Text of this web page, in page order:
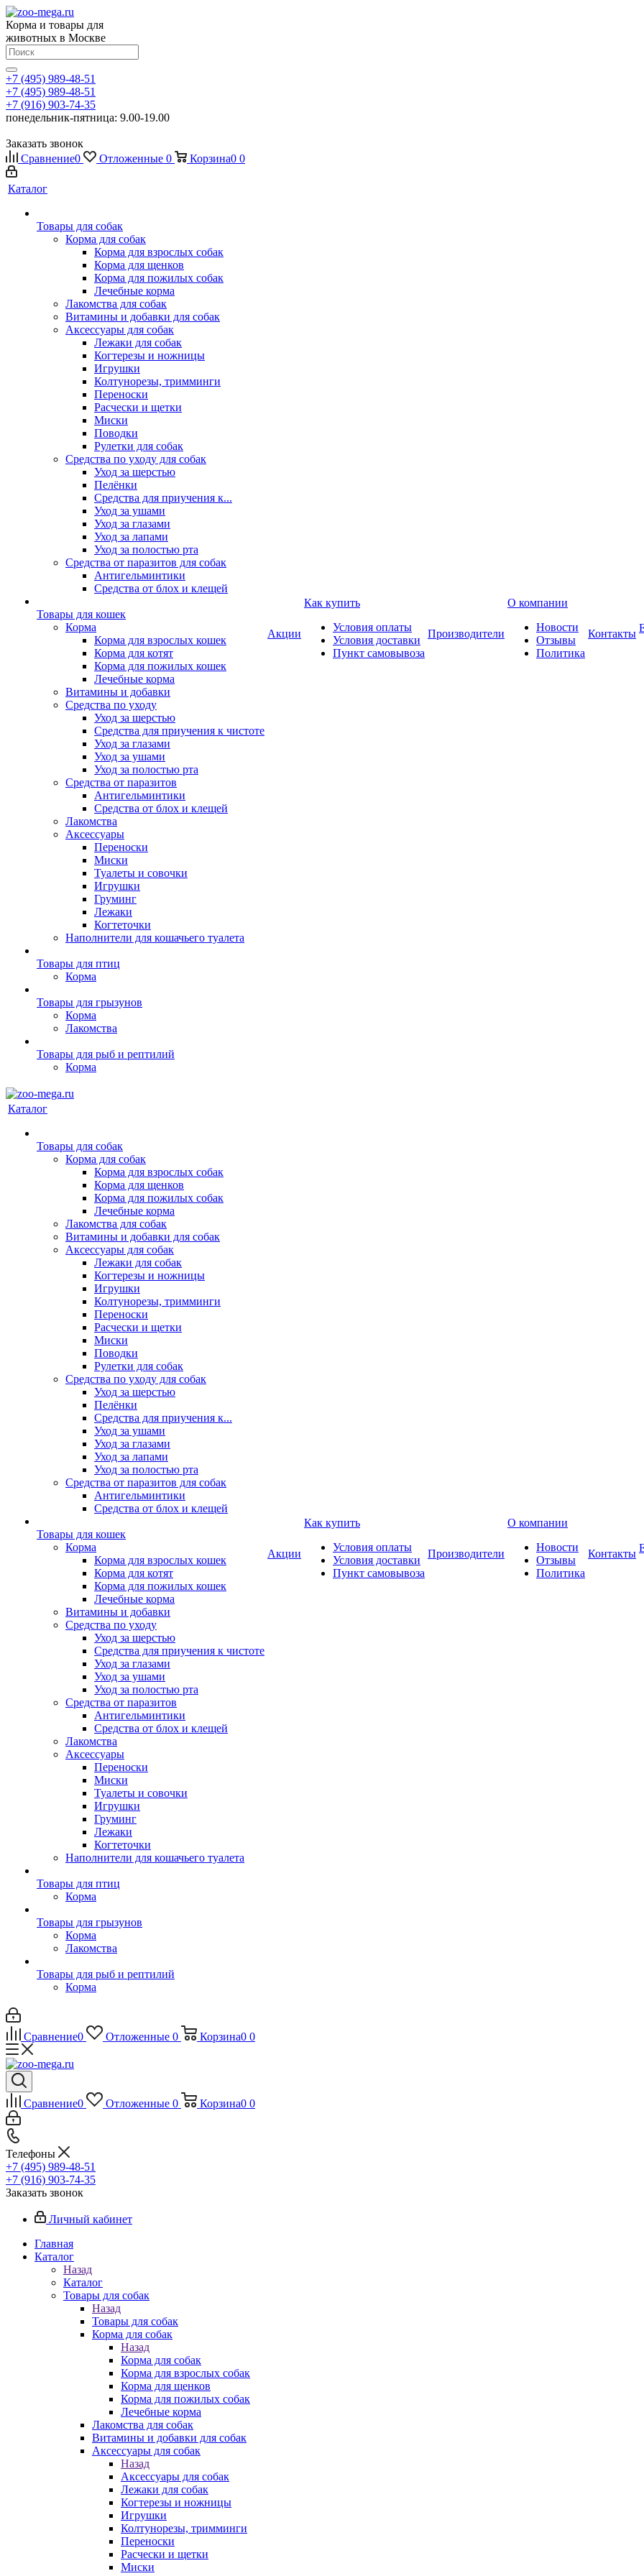
Корма и товары для
животных в Москве
+7 (495) 989-48-51
+7 (495) 989-48-51
+7 (916) 903-74-35
понедельник-пятница: 9.00-19.00
Заказать звонок
Сравнение0 Отложенные 0 Корзина0 0
Каталог
Товары для собак
Корма для собак
Корма для взрослых собак
Корма для щенков
Корма для пожилых собак
Лечебные корма
Лакомства для собак
Витамины и добавки для собак
Аксессуары для собак
Лежаки для собак
Когтерезы и ножницы
Игрушки
Колтунорезы, тримминги
Переноски
Расчески и щетки
Миски
Поводки
Рулетки для собак
Средства по уходу для собак
Уход за шерстью
Пелёнки
Средства для приучения к...
Уход за ушами
Уход за глазами
Уход за лапами
Уход за полостью рта
Средства от паразитов для собак
Антигельминтики
Средства от блох и клещей
Товары для кошек
Корма
Корма для взрослых кошек
Корма для котят
Корма для пожилых кошек
Лечебные корма
Витамины и добавки
Средства по уходу
Уход за шерстью
Средства для приучения к чистоте
Уход за глазами
Уход за ушами
Уход за полостью рта
Средства от паразитов
Антигельминтики
Средства от блох и клещей
Лакомства
Аксессуары
Переноски
Миски
Туалеты и совочки
Игрушки
Груминг
Лежаки
Когтеточки
Наполнители для кошачьего туалета
Товары для птиц
Корма
Товары для грызунов
Корма
Лакомства
Товары для рыб и рептилий
Корма
Акции
Как купить
Условия оплаты
Условия доставки
Пункт самовывоза
Производители
О компании
Новости
Отзывы
Политика
Контакты
Каталог
Товары для собак
Корма для собак
Корма для взрослых собак
Корма для щенков
Корма для пожилых собак
Лечебные корма
Лакомства для собак
Витамины и добавки для собак
Аксессуары для собак
Лежаки для собак
Когтерезы и ножницы
Игрушки
Колтунорезы, тримминги
Переноски
Расчески и щетки
Миски
Поводки
Рулетки для собак
Средства по уходу для собак
Уход за шерстью
Пелёнки
Средства для приучения к...
Уход за ушами
Уход за глазами
Уход за лапами
Уход за полостью рта
Средства от паразитов для собак
Антигельминтики
Средства от блох и клещей
Товары для кошек
Корма
Корма для взрослых кошек
Корма для котят
Корма для пожилых кошек
Лечебные корма
Витамины и добавки
Средства по уходу
Уход за шерстью
Средства для приучения к чистоте
Уход за глазами
Уход за ушами
Уход за полостью рта
Средства от паразитов
Антигельминтики
Средства от блох и клещей
Лакомства
Аксессуары
Переноски
Миски
Туалеты и совочки
Игрушки
Груминг
Лежаки
Когтеточки
Наполнители для кошачьего туалета
Товары для птиц
Корма
Товары для грызунов
Корма
Лакомства
Товары для рыб и рептилий
Корма
Акции
Как купить
Условия оплаты
Условия доставки
Пункт самовывоза
Производители
О компании
Новости
Отзывы
Политика
Контакты
Сравнение0 Отложенные 0 Корзина0 0
Сравнение0 Отложенные 0 Корзина0 0
Телефоны
+7 (495) 989-48-51
+7 (916) 903-74-35
Заказать звонок
Личный кабинет
Главная
Каталог
Назад
Каталог
Товары для собак
Назад
Товары для собак
Корма для собак
Назад
Корма для собак
Корма для взрослых собак
Корма для щенков
Корма для пожилых собак
Лечебные корма
Лакомства для собак
Витамины и добавки для собак
Аксессуары для собак
Назад
Аксессуары для собак
Лежаки для собак
Когтерезы и ножницы
Игрушки
Колтунорезы, тримминги
Переноски
Расчески и щетки
Миски